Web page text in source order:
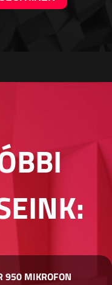
950 MIKROFON